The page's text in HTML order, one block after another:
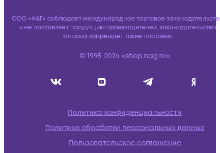
ООО «НАГ» соблюдает международное торговое
и не поставляет продукцию производителей, законодательство
которых запрещает такие поставки.
© 1995-2026 «shop.nag.ru»
Политика конфиденциальности
Политика обработки персональных данных
Пользовательское соглашение